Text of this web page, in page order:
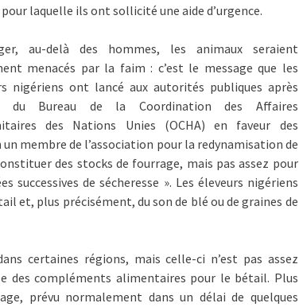
laquelle ils ont sollicité une aide d’urgence.
au-delà des hommes, les animaux seraient
menacés par la faim : c’est le message que les
nigériens ont lancé aux autorités publiques après
du Bureau de la Coordination des Affaires
des Nations Unies (OCHA) en faveur des
membre de l’association pour la redynamisation de
des stocks de fourrage, mais pas assez pour
de sécheresse ». Les éleveurs nigériens
et, plus précisément, du son de blé ou de graines de
certaines régions, mais celle-ci n’est pas assez
des compléments alimentaires pour le bétail. Plus
prévu normalement dans un délai de quelques